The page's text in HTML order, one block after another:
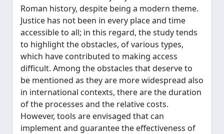
Roman history, despite being a modern theme.
Justice has not been in every place and time
accessible to all; in this regard, the study tends
to highlight the obstacles, of various types,
which have contributed to making access
difficult. Among the obstacles that deserve to
be mentioned as they are more widespread also
in international contexts, there are the duration
of the processes and the relative costs.
However, tools are envisaged that can
implement and guarantee the effectiveness of